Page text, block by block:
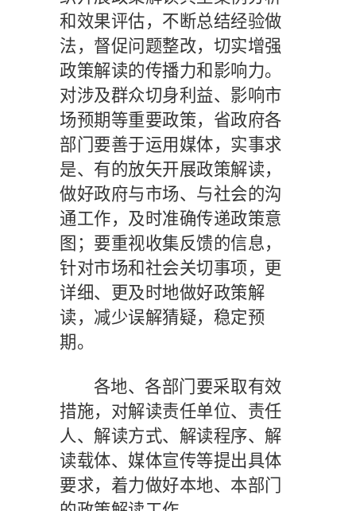
和效果评估，不断总结经验做
法，督促问题整改，切实增强
政策解读的传播力和影响力。
对涉及群众切身利益、影响市
场预期等重要政策，省政府各
部门要善于运用媒体，实事求
是、有的放矢开展政策解读，
做好政府与市场、与社会的沟
通工作，及时准确传递政策意
图；要重视收集反馈的信息，
针对市场和社会关切事项，更
详细、更及时地做好政策解
读，减少误解猜疑，稳定预
期。
各地、各部门要采取有效
措施，对解读责任单位、责任
人、解读方式、解读程序、解
读载体、媒体宣传等提出具体
要求，着力做好本地、本部门